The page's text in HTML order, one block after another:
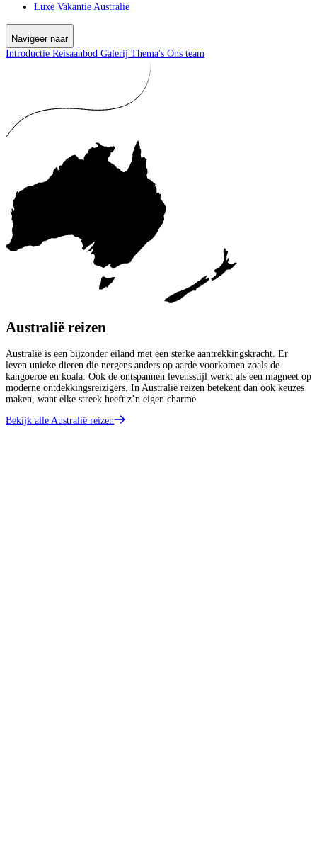
Luxe Vakantie Australie
Navigeer naar
Introductie Reisaanbod Galerij Thema's Ons team
Australië reizen
Australië is een bijzonder eiland met een sterke aantrekkingskracht. Er
leven unieke dieren die nergens anders op aarde voorkomen zoals de
kangoeroe en koala. Ook de ontspannen levensstijl werkt als een magneet op
moderne ontdekkingsreizigers. In Australië reizen betekent dan ook keuzes
maken, want elke streek heeft z’n eigen charme.
Bekijk alle Australië reizen